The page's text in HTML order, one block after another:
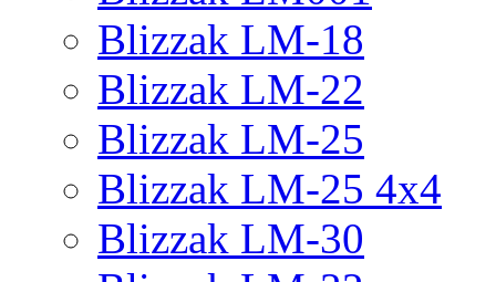
Blizzak LM-18
Blizzak LM-22
Blizzak LM-25
Blizzak LM-25 4x4
Blizzak LM-30